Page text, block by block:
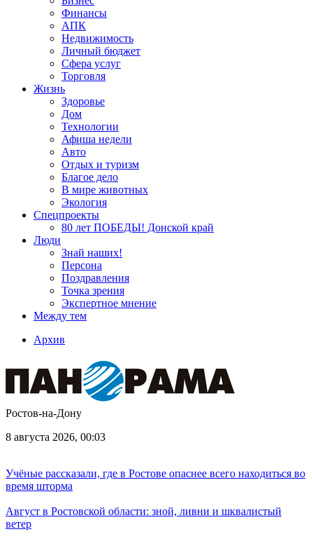
Финансы
АПК
Недвижимость
Личный бюджет
Сфера услуг
Торговля
Жизнь
Здоровье
Дом
Технологии
Афиша недели
Авто
Отдых и туризм
Благое дело
В мире животных
Экология
Спецпроекты
80 лет ПОБЕДЫ! Донской край
Люди
Знай наших!
Персона
Поздравления
Точка зрения
Экспертное мнение
Между тем
Архив
Ростов-на-Дону
8 августа 2026, 00:03
Учёные рассказали, где в Ростове опаснее всего находиться во
время шторма
Август в Ростовской области: зной, ливни и шквалистый
ветер